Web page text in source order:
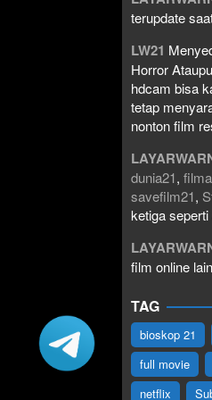
terupdate
LW21
Horror
hdcam bisa
tetap
nonton film
dunia21,
savefilm21,
ketiga
film online
TAG
bioskop 21
full movie
netflix